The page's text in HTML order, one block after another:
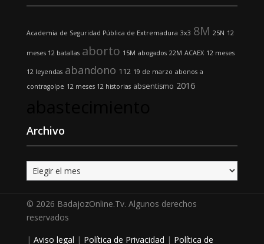
Academia de Seguridad Pública de Extremadura 3x3 8M 25N 12
meses 12 batallas aborto 15M abogados 22M ACAEX 12 meses
12 leyendas abandono 112 19 de marzo abonos a
contragolpe 12 meses 12 historias absentismo 2016
Archivo
Archivo
© 2026 BadajozOnline.Tv. Algunos derechos
reservados
| Aviso legal | Política de Privacidad | Política de